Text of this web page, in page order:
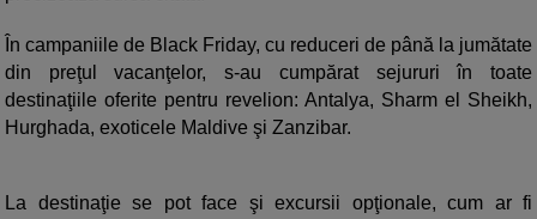
În campaniile de Black Friday, cu reduceri de până la jumătate
din preţul vacanţelor, s-au cumpărat sejururi în toate
destinaţiile oferite pentru revelion: Antalya, Sharm el Sheikh,
Hurghada, exoticele Maldive şi Zanzibar.
La destinaţie se pot face şi excursii opţionale, cum ar fi